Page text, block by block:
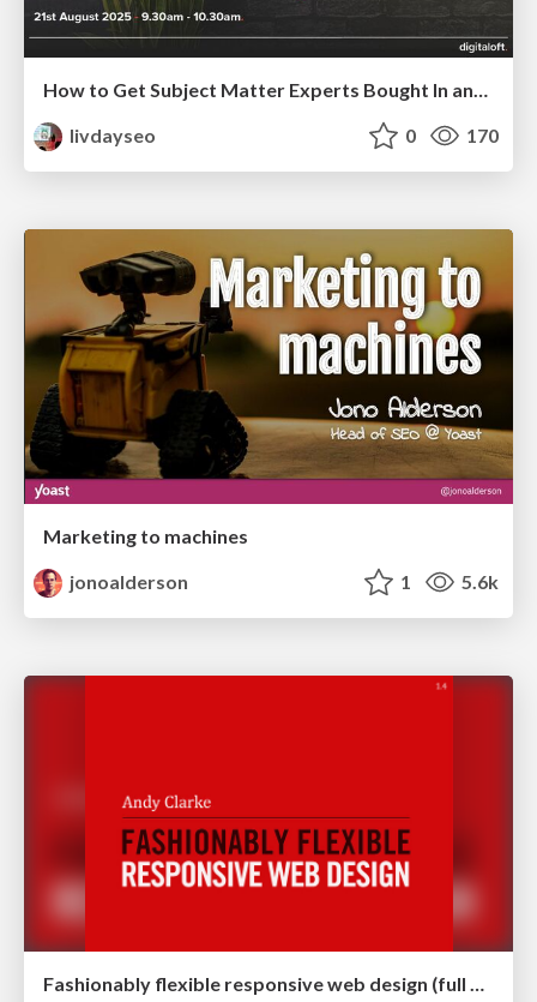
How to Get Subject Matter Experts Bought In and Actively Contributing to SEO & PR Initiatives.
livdayseo
0 170
Marketing to machines
jonoalderson
1 5.6k